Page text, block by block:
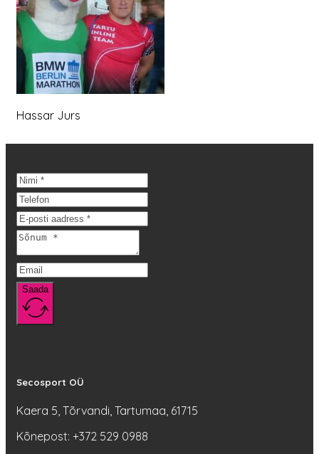
Hassar Jurs
Saada
Secosport OÜ
Kaera 5, Tõrvandi, Tartumaa, 61715
Kõnepost: +372 529 0988